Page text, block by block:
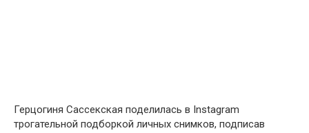
Герцогиня Сассекская поделилась в Instagram
трогательной подборкой личных снимков, подписав